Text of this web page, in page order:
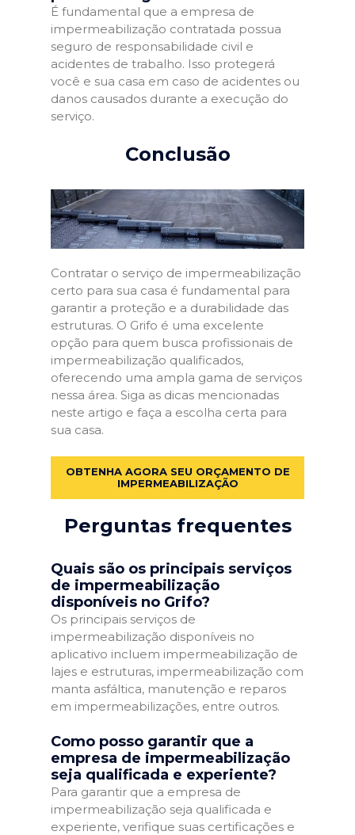
É fundamental que a empresa de
impermeabilização contratada possua
seguro de responsabilidade civil e
acidentes de trabalho. Isso protegerá
você e sua casa em caso de acidentes ou
danos causados durante a execução do
serviço.
Conclusão
Contratar o serviço de impermeabilização
certo para sua casa é fundamental para
garantir a proteção e a durabilidade das
estruturas. O Grifo é uma excelente
opção para quem busca profissionais de
impermeabilização qualificados,
oferecendo uma ampla gama de serviços
nessa área. Siga as dicas mencionadas
neste artigo e faça a escolha certa para
sua casa.
OBTENHA AGORA SEU ORÇAMENTO DE
IMPERMEABILIZAÇÃO
Perguntas frequentes
Quais são os principais serviços
de impermeabilização
disponíveis no Grifo?
Os principais serviços de
impermeabilização disponíveis no
aplicativo incluem impermeabilização de
lajes e estruturas, impermeabilização com
manta asfáltica, manutenção e reparos
em impermeabilizações, entre outros.
Como posso garantir que a
empresa de impermeabilização
seja qualificada e experiente?
Para garantir que a empresa de
impermeabilização seja qualificada e
experiente, verifique suas certificações e